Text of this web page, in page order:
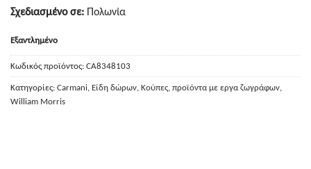
Σχεδιασμένο σε: Πολωνία
Εξαντλημένο
Κωδικός προϊόντος: CA8348103
Κατηγορίες: Carmani, Είδη δώρων, Κούπες, προϊόντα με εργα ζωγράφων,
William Morris